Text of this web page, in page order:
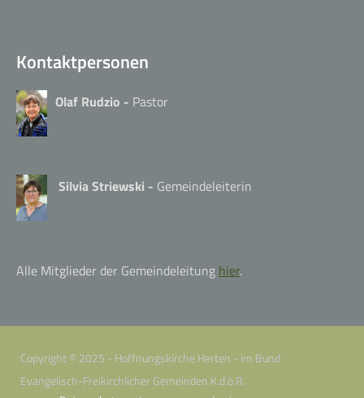
Kontaktpersonen
Olaf Rudzio - Pastor
Silvia Striewski - Gemeindeleiterin
Alle Mitglieder der Gemeindeleitung hier.
Copyright © 2025 - Hoffnungskirche Herten - im Bund
Evangelisch-Freikirchlicher Gemeinden K.d.ö.R.